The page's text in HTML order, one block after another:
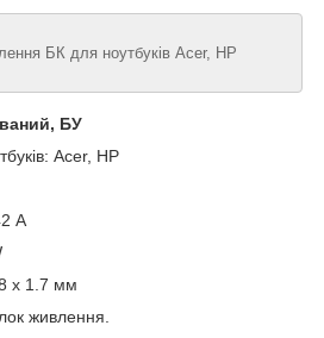
БК для ноутбуків Acer, HP
БУ
Acer, HP
A
x 1.7 мм
живлення.